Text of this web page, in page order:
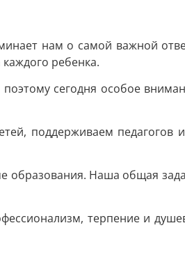
нам о самой важной
ребенка.
сегодня особое
поддерживаем педагогов
образования. Наша общая
терпение и